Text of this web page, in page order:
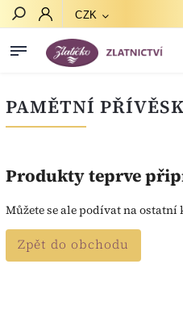
CZK
PAMĚTNÍ
Produkty teprve
Můžete se ale podívat na ostatní
Zpět do obchodu